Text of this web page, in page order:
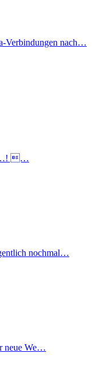
Verbindungen nach…
…
nochmal…
neue We…